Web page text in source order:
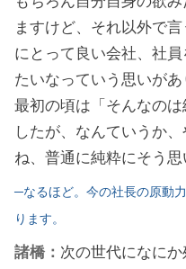
ますけど、それ以外で
にとって良い会社、社
たいなっていう思いがあ
最初の頃は「そんなの
したが、なんていうか
ね、普通に純粋にそう思
─なるほど。今の社長の原動
ります。
諸橋： 次の世代になに